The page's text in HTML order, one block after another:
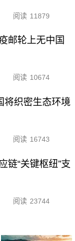
阅读 11879
邮轮上无中国
阅读 10674
将织密生态环境
阅读 16743
链“关键枢纽”支
阅读 23744